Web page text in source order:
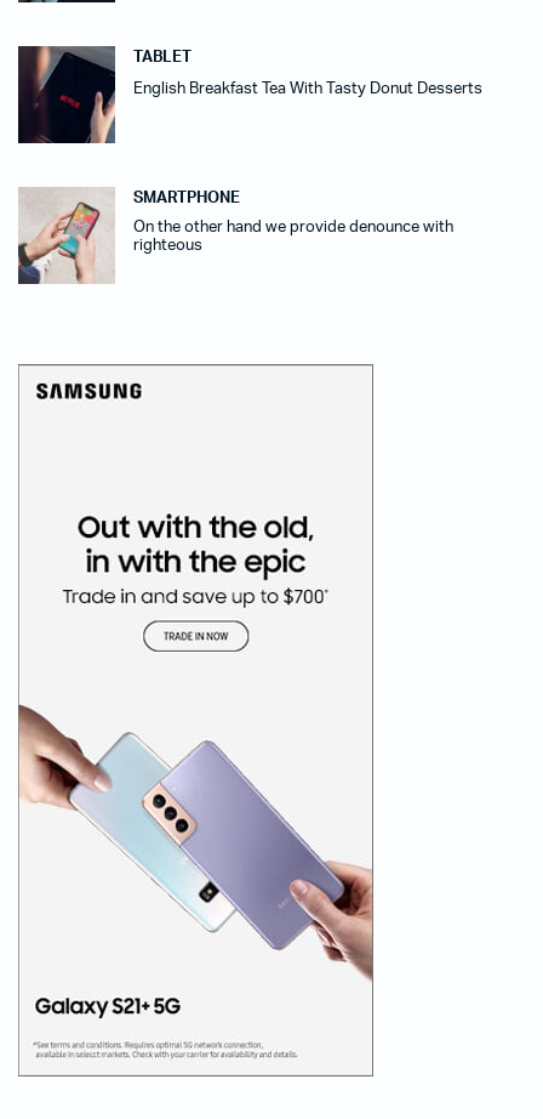
TABLET
English Breakfast Tea With Tasty Donut Desserts
SMARTPHONE
On the other hand we provide denounce with
righteous